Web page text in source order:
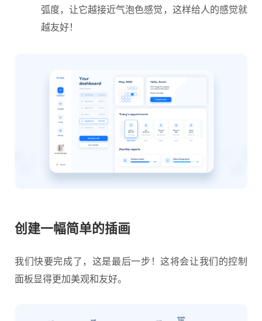
弧度，让它越接近气泡色感觉，这样给人的感觉就
越友好！
创建一幅简单的插画
我们快要完成了，这是最后一步！这将会让我们的控制
面板显得更加美观和友好。